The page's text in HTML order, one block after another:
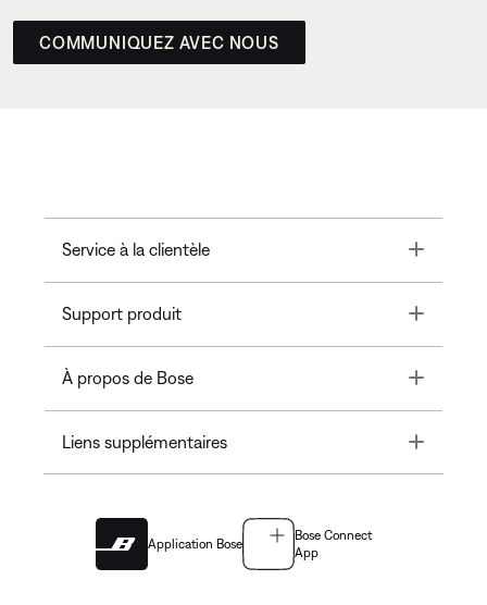
COMMUNIQUEZ AVEC NOUS
Service à la clientèle Toggle
Support produit Toggle
À propos de Bose Toggle
Liens supplémentaires Toggle
Application Bose
Bose Connect
App